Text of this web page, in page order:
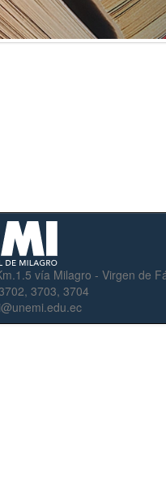
vía Milagro - Virgen de
3703, 3704